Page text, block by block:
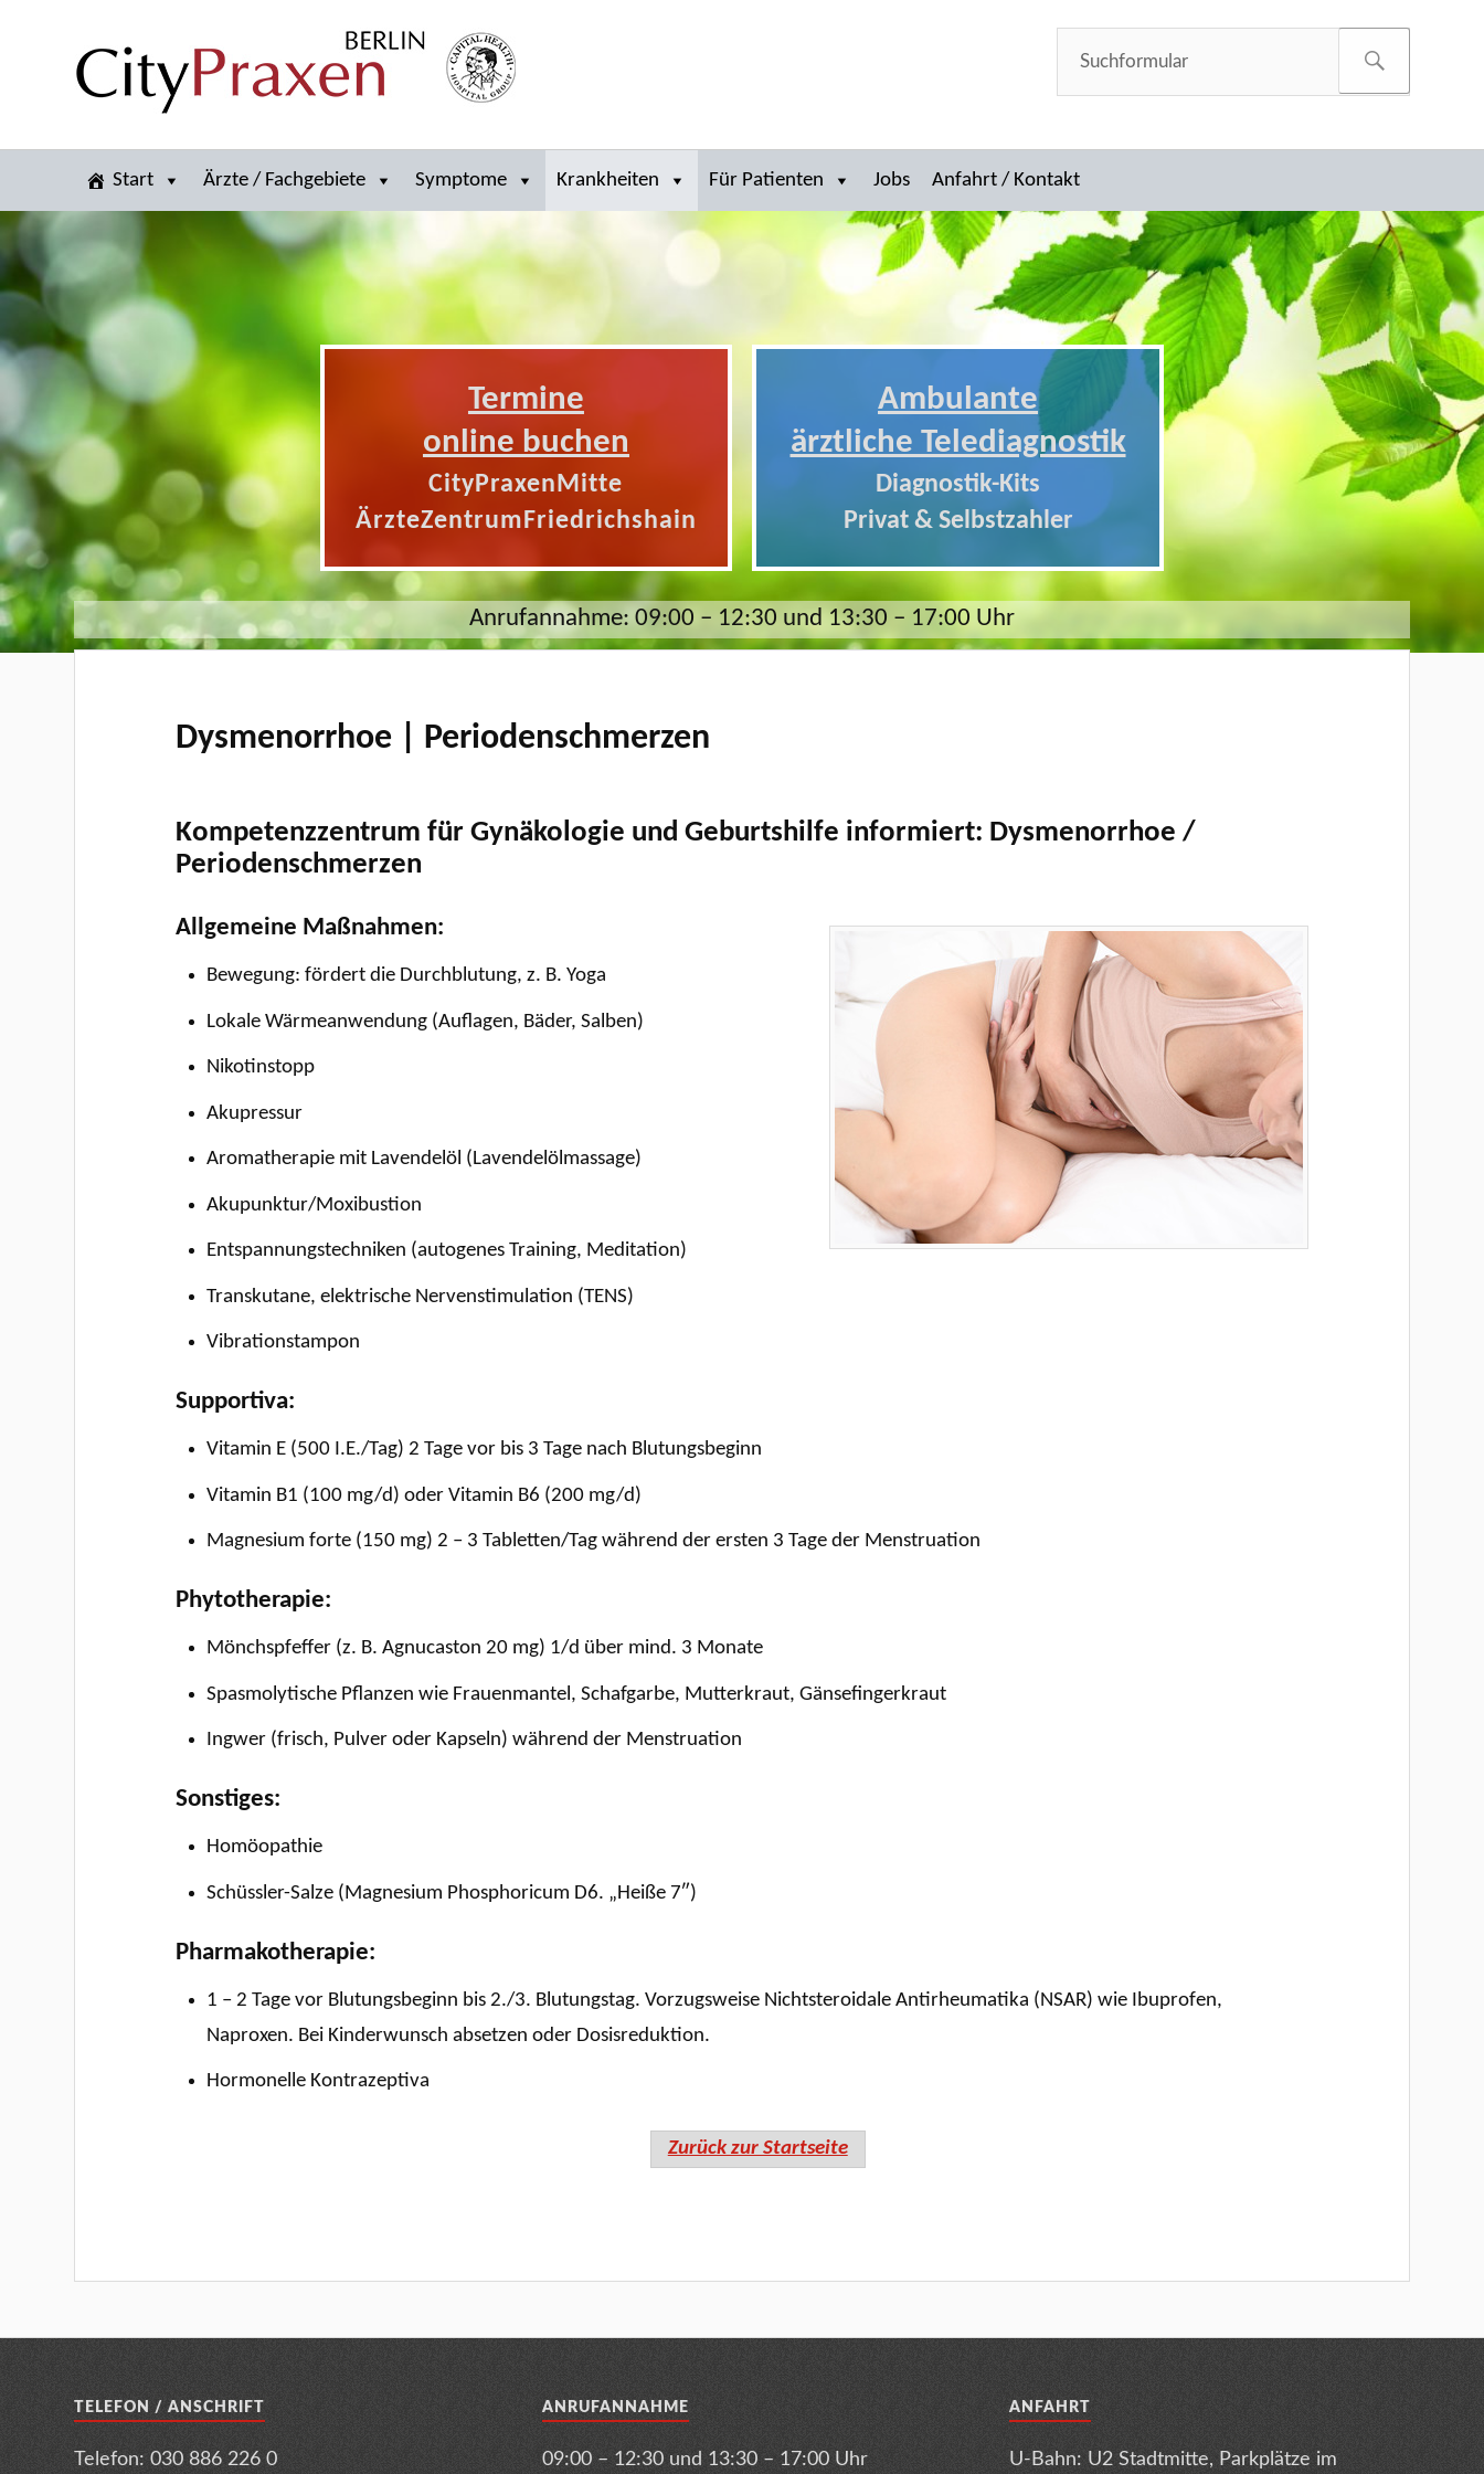
Start Ärzte / Fachgebiete Symptome Krankheiten Für Patienten Jobs Anfahrt / Kontakt
Termine
online buchen
CityPraxenMitte
ÄrzteZentrumFriedrichshain
Ambulante
ärztliche Telediagnostik
Diagnostik-Kits
Privat & Selbstzahler
Anrufannahme: 09:00 – 12:30 und 13:30 – 17:00 Uhr
Dysmenorrhoe | Periodenschmerzen
Kompetenzzentrum für Gynäkologie und Geburtshilfe informiert: Dysmenorrhoe /
Periodenschmerzen
Allgemeine Maßnahmen:
Bewegung: fördert die Durchblutung, z. B. Yoga
Lokale Wärmeanwendung (Auflagen, Bäder, Salben)
Nikotinstopp
Akupressur
Aromatherapie mit Lavendelöl (Lavendelölmassage)
Akupunktur/Moxibustion
Entspannungstechniken (autogenes Training, Meditation)
Transkutane, elektrische Nervenstimulation (TENS)
Vibrationstampon
Supportiva:
Vitamin E (500 I.E./Tag) 2 Tage vor bis 3 Tage nach Blutungsbeginn
Vitamin B1 (100 mg/d) oder Vitamin B6 (200 mg/d)
Magnesium forte (150 mg) 2 – 3 Tabletten/Tag während der ersten 3 Tage der Menstruation
Phytotherapie:
Mönchspfeffer (z. B. Agnucaston 20 mg) 1/d über mind. 3 Monate
Spasmolytische Pflanzen wie Frauenmantel, Schafgarbe, Mutterkraut, Gänsefingerkraut
Ingwer (frisch, Pulver oder Kapseln) während der Menstruation
Sonstiges:
Homöopathie
Schüssler-Salze (Magnesium Phosphoricum D6. „Heiße 7″)
Pharmakotherapie:
1 – 2 Tage vor Blutungsbeginn bis 2./3. Blutungstag. Vorzugsweise Nichtsteroidale Antirheumatika (NSAR) wie Ibuprofen,
Naproxen. Bei Kinderwunsch absetzen oder Dosisreduktion.
Hormonelle Kontrazeptiva
Zurück zur Startseite
TELEFON / ANSCHRIFT
Telefon: 030 886 226 0
ANRUFANNAHME
09:00 – 12:30 und 13:30 – 17:00 Uhr
ANFAHRT
U-Bahn: U2 Stadtmitte, Parkplätze im